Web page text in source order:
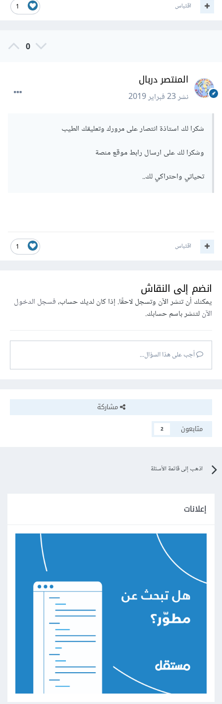
1 اقتباس
0
المنتصر دربال
نشر23 فبراير 2019
شكرا لك استاذة انتصار على مرورك وتعليقك الطيب
وشكرا لك على ارسال رابط موقع منصة
تحياتي واحتراكي لك..
1 اقتباس
انضم إلى النقاش
يمكنك أن تنشر الآن وتسجل لاحقًا. إذا كان لديك حساب،فسجل الدخول
الآنلتنشر باسم حسابك.
أجب على هذا السؤال...
مشاركة
متابعون
2
اذهب إلى قائمة الأسئلة
إعلانات